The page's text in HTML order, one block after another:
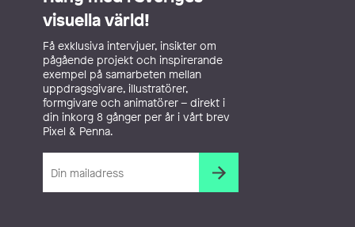
visuella värld!
Få exklusiva intervjuer, insikter om
pågående projekt och inspirerande
exempel på samarbeten mellan
uppdragsgivare, illustratörer,
formgivare och animatörer – direkt i
din inkorg 8 gånger per år i vårt brev
Pixel & Penna.